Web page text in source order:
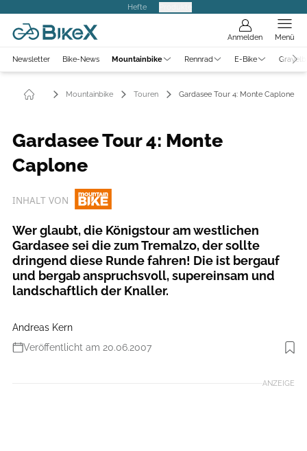
Hefte
Anmelden Menü
Newsletter Bike-News Mountainbike Rennrad E-Bike
Mountainbike Touren Gardasee Tour 4: Monte Caplone
Gardasee Tour 4: Monte
Caplone
INHALT VON
Wer glaubt, die Königstour am westlichen
Gardasee sei die zum Tremalzo, der sollte
dringend diese Runde fahren! Die ist bergauf
und bergab anspruchsvoll, supereinsam und
landschaftlich der Knaller.
Andreas Kern
Veröffentlicht am 20.06.2007
Foto: Andreas Kern
ANZEIGE